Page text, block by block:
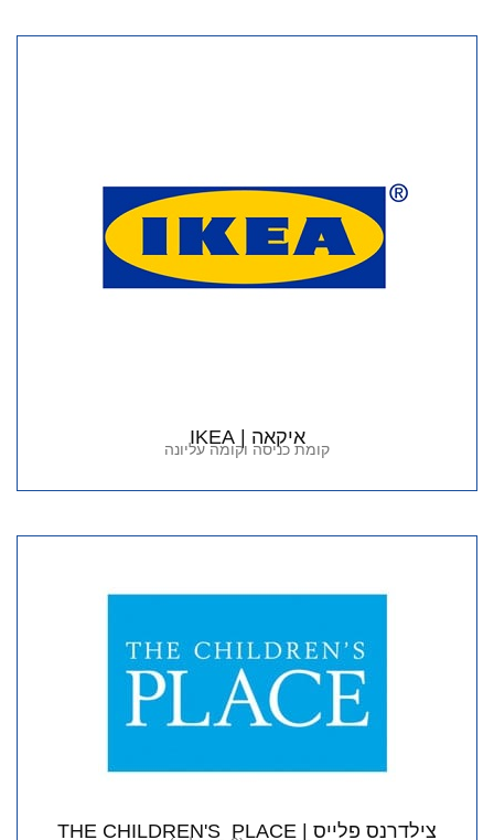
איקאה | IKEA
קומת כניסה וקומה עליונה
צילדרנס פלייס | THE CHILDREN'S PLACE